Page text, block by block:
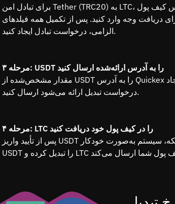
برای تبادل امن Tether (TRC20) به LTC، آدرس کیف پول LTC
دریافت وجه وارد کنید. پس از تکمیل همه فیلدهای
الزامی، درخواست تبادل ایجاد کنید.
مرحله ۳: USDT را به آدرس ارائه‌شده ارسال کنید
مقدار مشخص‌شده از USDT را به آدرس Quickex که پس از ایجاد
درخواست تبدیل ارائه می‌شود ارسال کنید.
مرحله ۴: LTC را در کیف پول خود دریافت کنید
پس از تأیید واریز USDT شما در شبکه، سیستم به‌صورت خودکار